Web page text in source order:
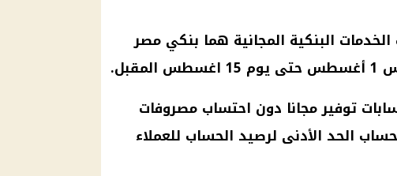
الخدمات البنكية المجانية هما بنكي مصر
توفيرمجانا دون احتساب مصروفات
الحد الأدنى لرصيد الحساب للعملاء